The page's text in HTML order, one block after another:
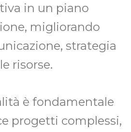
in un piano
migliorando
strategia
risorse.
è fondamentale
progetti complessi,